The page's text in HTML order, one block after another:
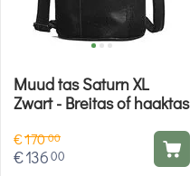
Muud tas Saturn XL
Zwart - Breitas of haaktas
€17000
€13600